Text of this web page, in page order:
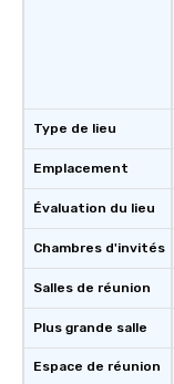
Type de lieu
Emplacement
Évaluation du lieu
Chambres d'invités
Salles de réunion
Plus grande salle
Espace de réunion